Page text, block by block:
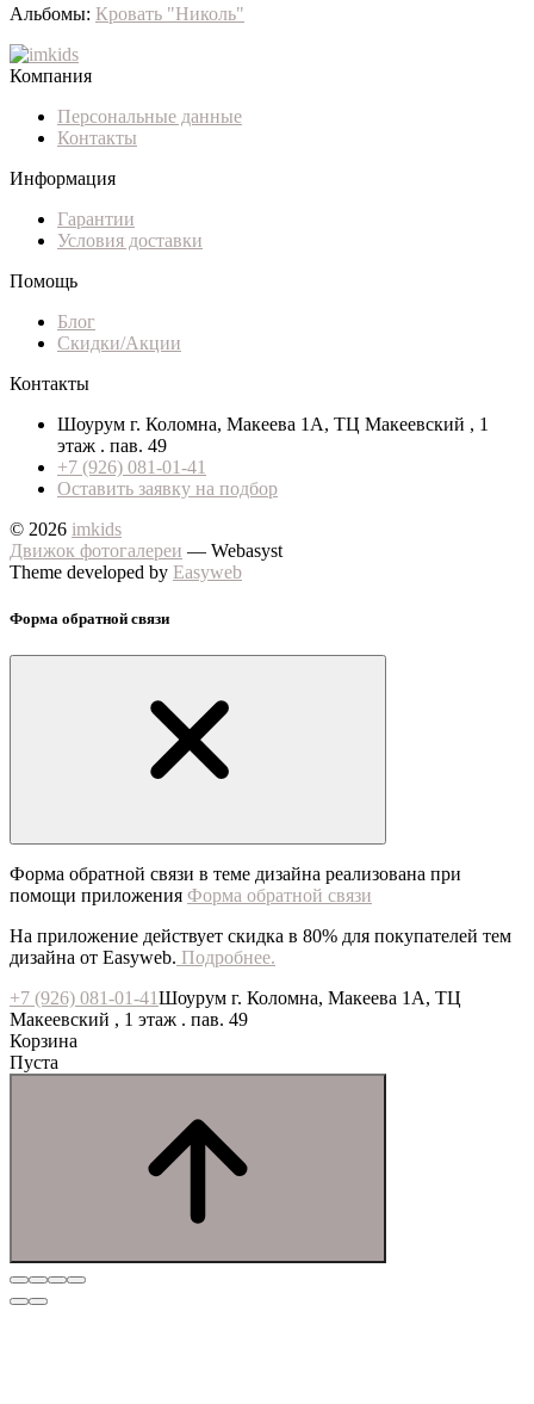
Альбомы: Кровать "Николь"
Компания
Персональные данные
Контакты
Информация
Гарантии
Условия доставки
Помощь
Блог
Скидки/Акции
Контакты
Шоурум г. Коломна, Макеева 1А, ТЦ Макеевский , 1
этаж . пав. 49
+7 (926) 081-01-41
Оставить заявку на подбор
© 2026 imkids
Движок фотогалереи — Webasyst
Theme developed by Easyweb
Форма обратной связи
Форма обратной связи в теме дизайна реализована при
помощи приложения Форма обратной связи
На приложение действует скидка в 80% для покупателей тем
дизайна от Easyweb. Подробнее.
+7 (926) 081-01-41Шоурум г. Коломна, Макеева 1А, ТЦ
Макеевский , 1 этаж . пав. 49
Корзина
Пуста